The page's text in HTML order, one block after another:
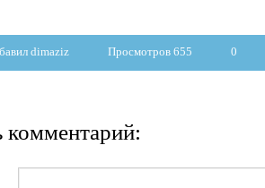
dimaziz Просмотров 655 0
комментарий: